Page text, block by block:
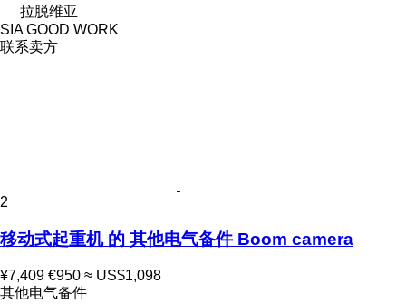
拉脱维亚
SIA GOOD WORK
联系卖方
2
移动式起重机 的 其他电气备件 Boom camera
¥7,409 €950 ≈ US$1,098
其他电气备件